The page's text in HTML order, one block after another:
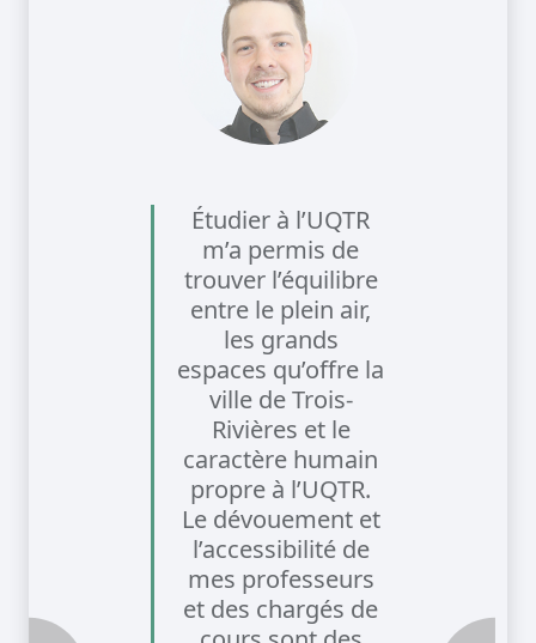
Étudier à l’UQTR
m’a permis de
trouver l’équilibre
entre le plein air,
les grands
espaces qu’offre la
ville de Trois-
Rivières et le
caractère humain
propre à l’UQTR.
Le dévouement et
l’accessibilité de
mes professeurs
et des chargés de